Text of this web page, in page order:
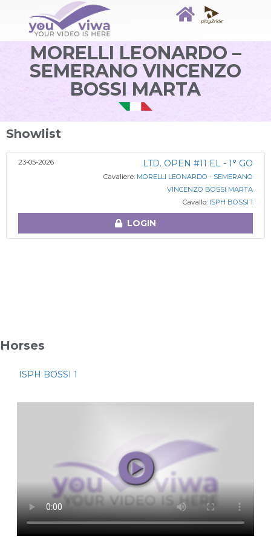
MORELLI LEONARDO –
SEMERANO VINCENZO
BOSSI MARTA
Showlist
23-05-2026 LTD. OPEN #11 EL - 1° GO
Cavaliere: MORELLI LEONARDO - SEMERANO
VINCENZO BOSSI MARTA
Cavallo: ISPH BOSSI 1
LOGIN
Horses
ISPH BOSSI 1